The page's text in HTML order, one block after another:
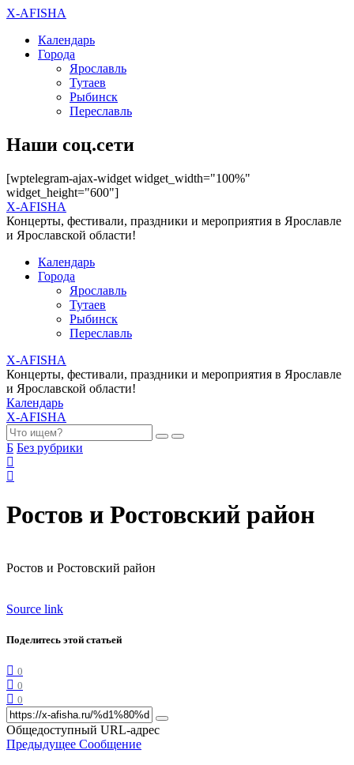
X-AFISHA
Календарь
Города
Ярославль
Тутаев
Рыбинск
Переславль
Наши соц.сети
[wptelegram-ajax-widget widget_width="100%"
widget_height="600"]
X-AFISHA
Концерты, фестивали, праздники и мероприятия в Ярославле
и Ярославской области!
Календарь
Города
Ярославль
Тутаев
Рыбинск
Переславль
X-AFISHA
Концерты, фестивали, праздники и мероприятия в Ярославле
и Ярославской области!
Календарь
X-AFISHA
Б Без рубрики
Ростов и Ростовский район
Ростов и Ростовский район
Source link
Поделитесь этой статьей
0
0
0
Общедоступный URL-адрес
Предыдущее Сообщение